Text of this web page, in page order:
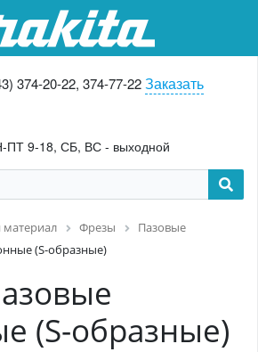
374-20-22, 374-77-22Заказать
ПТ 9-18, СБ, ВС - выходной
материал Фрезы
Пазовые
(S-образные)
(S-образные)